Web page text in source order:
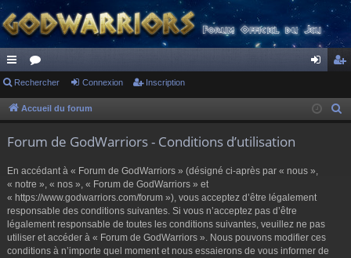
ac
co
s
or
u ne cri
Rechercher Connexion Inscription
Accueil du forum
Forum de GodWarriors - Conditions d’utilisation
En accédant à « Forum de GodWarriors » (désigné ci-après par « nous »,
« notre », « nos », « Forum de GodWarriors » et
« https://www.godwarriors.com/forum »), vous acceptez d’être légalement
responsable des conditions suivantes. Si vous n’acceptez pas d’être
légalement responsable de toutes les conditions suivantes, veuillez ne pas
utiliser et accéder à « Forum de GodWarriors ». Nous pouvons modifier ces
conditions à n’importe quel moment et nous essaierons de vous informer de